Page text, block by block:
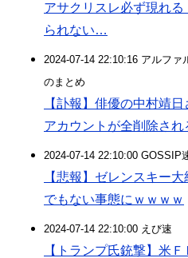
アサクリスレ必ず現れ
られない…
2024-07-14 22:10:16 アルフ
のまとめ
【訃報】俳優の中村
アカウントが全削除され
2024-07-14 22:10:00 GOSSIP
【悲報】ゼレンスキー
でもない事態にｗｗｗｗ
2024-07-14 22:10:00 えび速
【トランプ氏銃撃】米